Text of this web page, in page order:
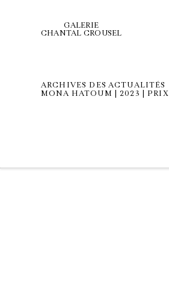
GALERIE
CHANTAL CROUSEL
ARCHIVES DES ACTUALITÉS
MONA HATOUM | 2023 | PRIX